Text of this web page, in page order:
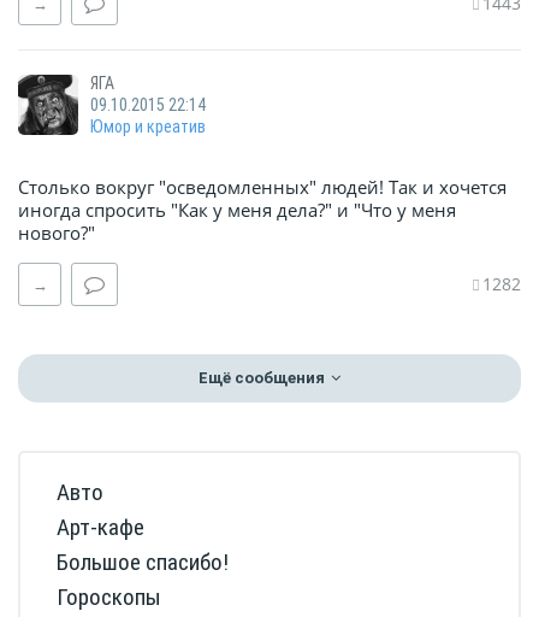
ЯГА
09.10.2015 22:14
Юмор и креатив
Столько вокруг "осведомленных" людей! Так и хочется
иногда спросить "Как у меня дела?" и "Что у меня
нового?"
→ 1282
Ещё сообщения
Авто
Арт-кафе
Большое спасибо!
Гороскопы